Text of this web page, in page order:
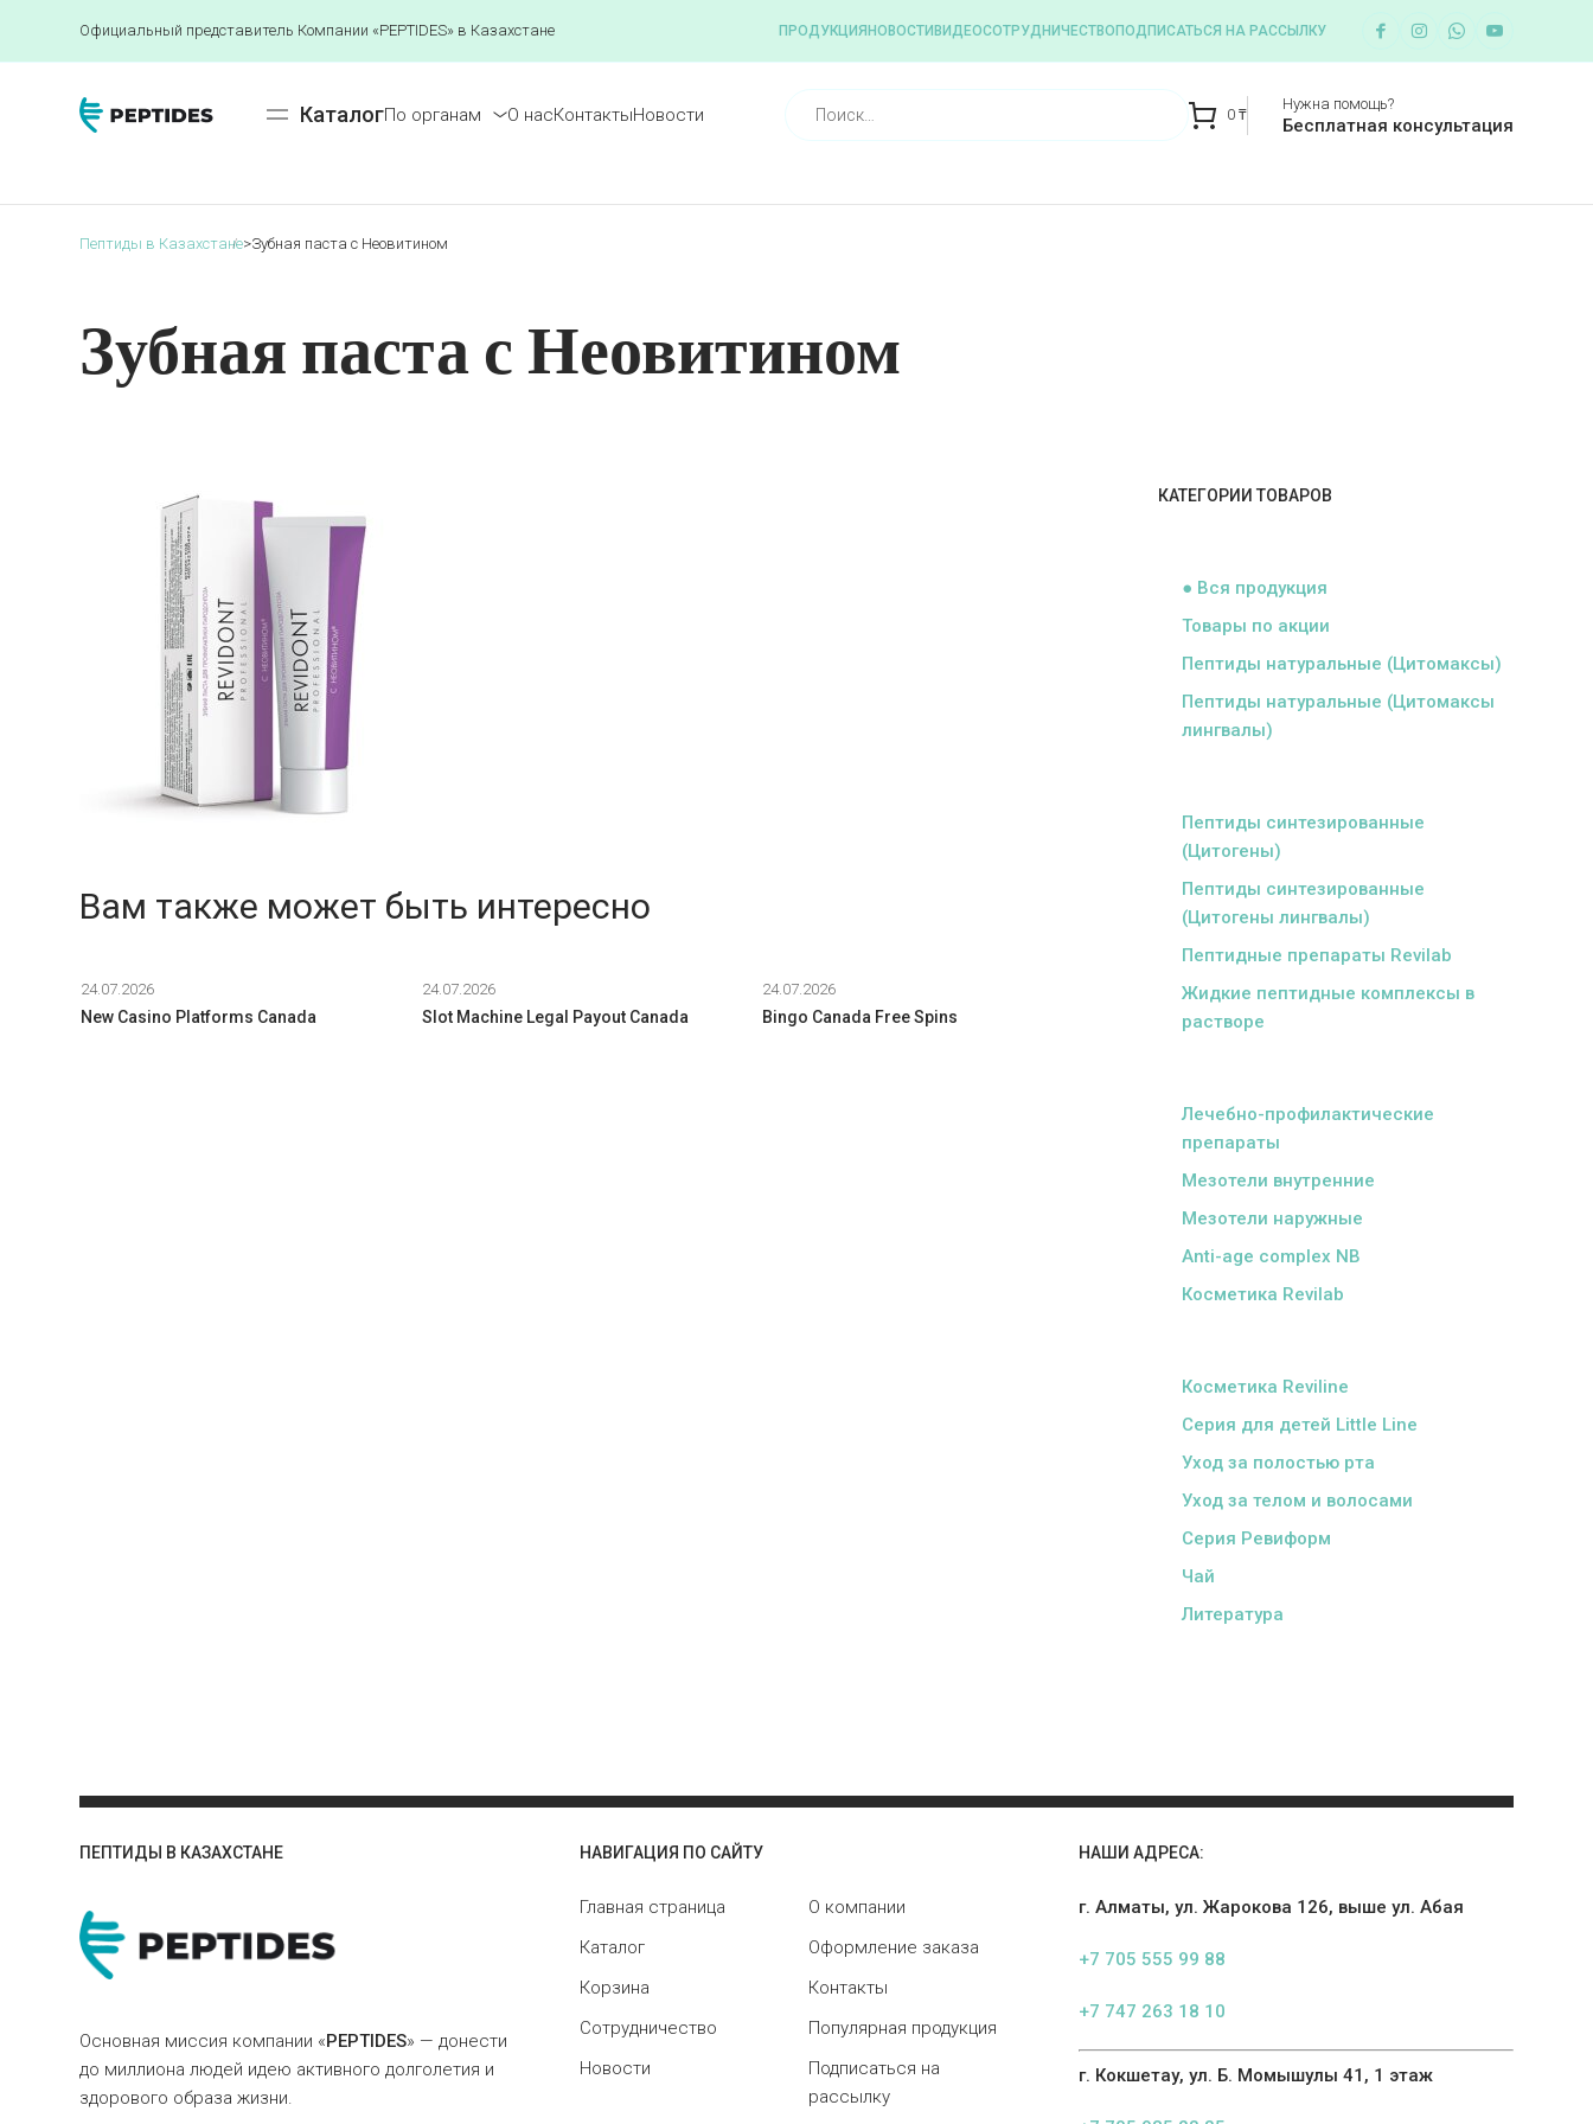
Официальный представитель Компании «PEPTIDES» в Казахстане ПРОДУКЦИЯ НОВОСТИ ВИДЕОСОТРУДНИЧЕСТВО ПОДПИСАТЬСЯ НА РАССЫЛКУ
КаталогПо органам О насКонтактыНовости 0 ₸
Нужна помощь?
Бесплатная консультация
Пептиды в Казахстане>Зубная паста с Неовитином
Зубная паста с Неовитином
Вам также может быть интересно
24.07.2026
New Casino Platforms Canada
24.07.2026
Slot Machine Legal Payout Canada
24.07.2026
Bingo Canada Free Spins
КАТЕГОРИИ ТОВАРОВ
● Вся продукция
Товары по акции
Пептиды натуральные (Цитомаксы)
Пептиды натуральные (Цитомаксы
лингвалы)
Пептиды синтезированные
(Цитогены)
Пептиды синтезированные
(Цитогены лингвалы)
Пептидные препараты Revilab
Жидкие пептидные комплексы в
растворе
Лечебно-профилактические
препараты
Мезотели внутренние
Мезотели наружные
Anti-age complex NB
Косметика Revilab
Косметика Reviline
Серия для детей Little Line
Уход за полостью рта
Уход за телом и волосами
Серия Ревиформ
Чай
Литература
ПЕПТИДЫ В КАЗАХСТАНЕ
Основная миссия компании «PEPTIDES» — донести
до миллиона людей идею активного долголетия и
здорового образа жизни.
НАВИГАЦИЯ ПО САЙТУ
Главная страница
О компании
Каталог
Оформление заказа
Корзина
Контакты
Сотрудничество
Популярная продукция
Новости
Подписаться на
рассылку
НАШИ АДРЕСА:
г. Алматы, ул. Жарокова 126, выше ул. Абая
+7 705 555 99 88
+7 747 263 18 10
г. Кокшетау, ул. Б. Момышулы 41, 1 этаж